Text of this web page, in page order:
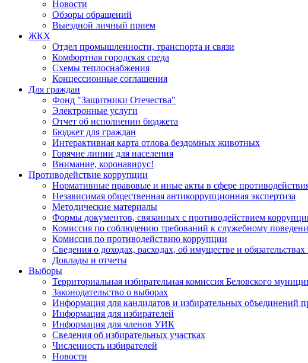
Новости
Обзоры обращений
Выездной личный прием
ЖКХ
Отдел промышленности, транспорта и связи
Комфортная городская среда
Схемы теплоснабжения
Концессионные соглашения
Для граждан
Фонд "Защитники Отечества"
Электронные услуги
Отчет об исполнении бюджета
Бюджет для граждан
Интерактивная карта отлова бездомных животных
Горячие линии для населения
Внимание, коронавирус!
Противодействие коррупции
Нормативные правовые и иные акты в сфере
Независимая общественная антикоррупционная экспертиза
Методические материалы
Формы документов, связанных с противодействием
Комиссия по соблюдению требований к служебному
Комиссия по противодействию коррупции
Сведения о доходах, расходах, об имуществе и
Доклады и отчеты
Выборы
Территориальная избирательная комиссия Беловского
Законодательство о выборах
Информация для кандидатов и избирательных объединений
Информация для избирателей
Информация для членов УИК
Сведения об избирательных участках
Численность избирателей
Новости